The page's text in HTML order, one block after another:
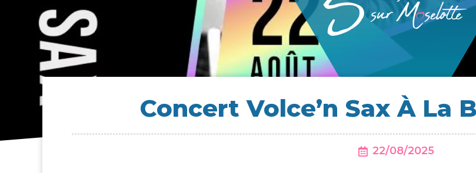
Concert Vol­ce’n Sax À La
22/08/2025